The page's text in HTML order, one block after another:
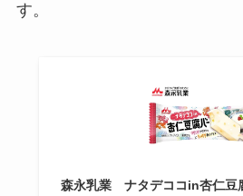
す。
森永乳業 ナタデココin杏仁